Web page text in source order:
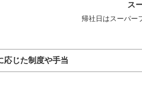
ス
帰社日はスーパー
応じた制度や手当